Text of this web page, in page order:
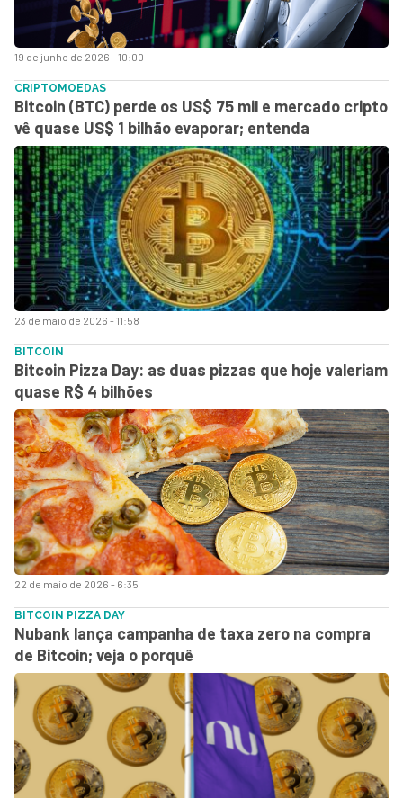
19 de junho de 2026 - 10:00
23 de maio de 2026 - 11:58
CRIPTOMOEDAS
Bitcoin (BTC) perde os US$ 75 mil e mercado cripto
vê quase US$ 1 bilhão evaporar; entenda
22 de maio de 2026 - 6:35
BITCOIN
Bitcoin Pizza Day: as duas pizzas que hoje valeriam
quase R$ 4 bilhões
BITCOIN PIZZA DAY
Nubank lança campanha de taxa zero na compra
de Bitcoin; veja o porquê